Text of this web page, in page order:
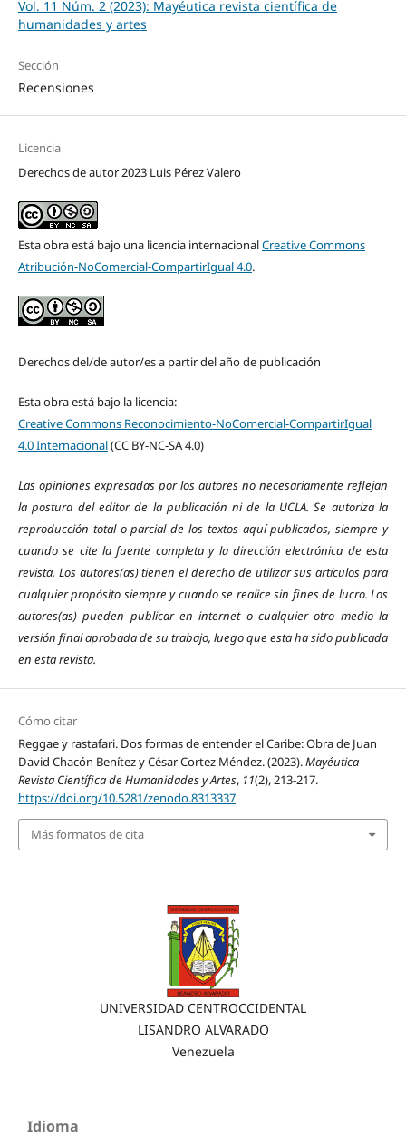
Vol. 11 Núm. 2 (2023): Mayéutica revista científica de
humanidades y artes
Sección
Recensiones
Licencia
Derechos de autor 2023 Luis Pérez ­Valero
Esta obra está bajo una licencia internacionalCreative Commons
Atribución-NoComercial-CompartirIgual 4.0.
Derechos del/de autor/es a partir del año de publicación
Esta obra está bajo la licencia:
Creative Commons Reconocimiento-NoComercial-CompartirIgual
4.0 Internacional(CC BY-NC-SA 4.0)
Las opiniones expresadas por los autores no necesariamente reflejan
la postura del editor de la publicación ni de la UCLA. Se autoriza la
reproducción total o parcial de los textos aquí publicados, siempre y
cuando se cite la fuente completa y la dirección electrónica de esta
revista. Los autores(as) tienen el derecho de utilizar sus artículos para
cualquier propósito siempre y cuando se realice sin fines de lucro. Los
autores(as) pueden publicar en internet o cualquier otro medio la
versión final aprobada de su trabajo, luego que esta ha sido publicada
en esta revista.
Cómo citar
Reggae y rastafari. Dos formas de entender el Caribe: Obra de Juan
David Chacón Benítez y César Cortez Méndez. (2023).Mayéutica
Revista Científica de Humanidades y Artes, 11(2), 213-217.
https://doi.org/10.5281/zenodo.8313337
Más formatos de cita
UNIVERSIDAD CENTROCCIDENTAL
LISANDRO ALVARADO
Venezuela
Idioma